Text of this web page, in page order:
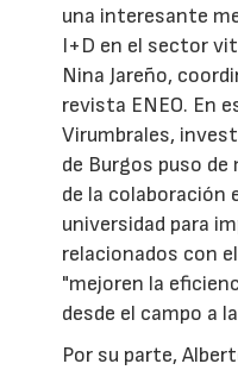
una interesante
I+D en el sector
Nina Jareño,
revista ENEO. En
Virumbrales,
de Burgos puso
de la colaboración
universidad para
relacionados con
"mejoren la
desde el campo a
Por su parte,